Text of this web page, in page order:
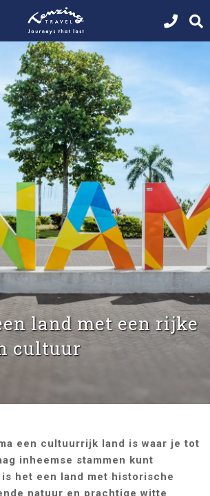
land met een rijke
cultuur
een cultuurrijk land is waar je tot
inheemse stammen kunt
is het een land met historische
natuur en prachtige witte